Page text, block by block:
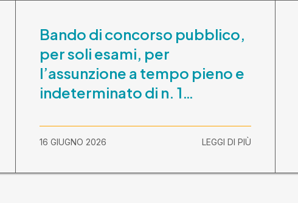
Bando di concorso pubblico,
per soli esami, per
l’assunzione a tempo pieno e
indeterminato di n. 1
Comunicazione prova scritta
e prova orale
16 GIUGNO 2026 LEGGI DI PIÙ